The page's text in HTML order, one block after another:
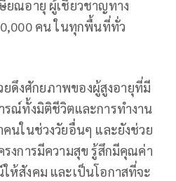
ยณอายุ ผู้เชี่ยวชาญทาง
คน ในทุกพื้นที่ทั่ว
ยดึงศักยภาพของผู้สูงอายุที่มี
รณ์ทั้งมิติชีวิตและการทำงาน
นในช่วงวัยอื่นๆ และยังช่วย
งการมีความสุข รู้สึกมีคุณค่า
ห้สังคม และเป็นโอกาสที่จะ